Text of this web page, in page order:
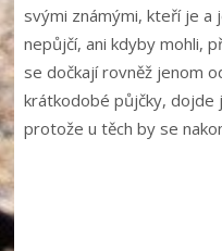
svými známými, kteří je a
nepůjčí, ani kdyby mohli,
se dočkají rovněž jenom
krátkodobé půjčky, dojde
protože u těch by se